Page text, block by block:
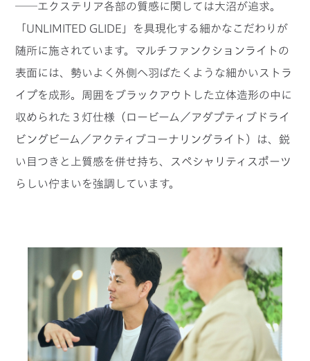
──エクステリア各部の質感に関しては大沼が追求。
「UNLIMITED GLIDE」を具現化する細かなこだわりが
随所に施されています。マルチファンクションライトの
表面には、勢いよく外側へ羽ばたくような細かいストラ
イプを成形。周囲をブラックアウトした立体造形の中に
収められた３灯仕様（ロービーム／アダプティブドライ
ビングビーム／アクティブコーナリングライト）は、鋭
い目つきと上質感を併せ持ち、スペシャリティスポーツ
らしい佇まいを強調しています。